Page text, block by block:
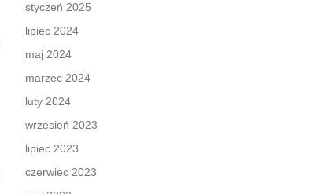
styczeń 2025
lipiec 2024
maj 2024
marzec 2024
luty 2024
wrzesień 2023
lipiec 2023
czerwiec 2023